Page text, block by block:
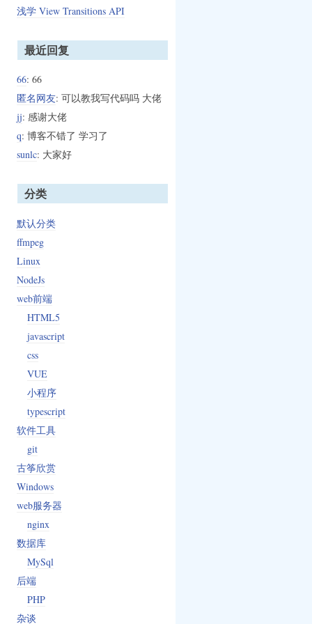
浅学 View Transitions API
最近回复
66: 66
匿名网友: 可以教我写代码吗 大佬
jj: 感谢大佬
q: 博客不错了 学习了
sunlc: 大家好
分类
默认分类
ffmpeg
Linux
NodeJs
web前端
HTML5
javascript
css
VUE
小程序
typescript
软件工具
git
古筝欣赏
Windows
web服务器
nginx
数据库
MySql
后端
PHP
杂谈